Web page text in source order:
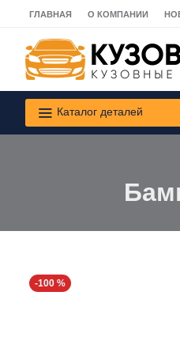
ГЛАВНАЯ О КОМПАНИИ
Каталог деталей
-100 %